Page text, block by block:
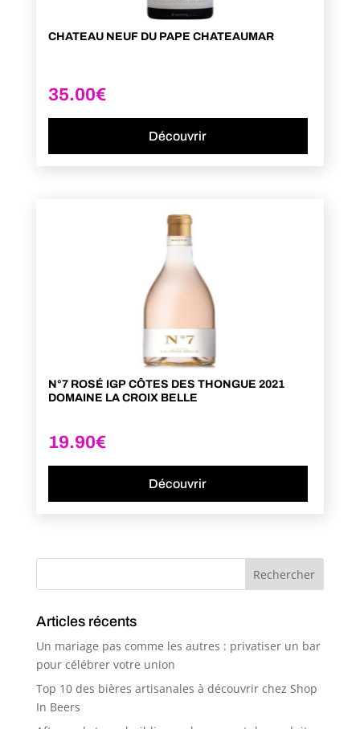
CHATEAU NEUF DU PAPE CHATEAUMAR
35.00€
Découvrir
N°7 ROSÉ IGP CÔTES DES THONGUE 2021
DOMAINE LA CROIX BELLE
19.90€
Découvrir
Articles récents
Un mariage pas comme les autres : privatiser un bar
pour célébrer votre union
Top 10 des bières artisanales à découvrir chez Shop
In Beers